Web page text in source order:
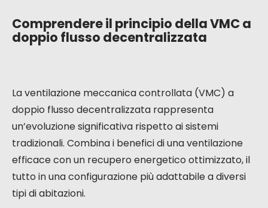
Comprendere il principio della VMC a
doppio flusso decentralizzata